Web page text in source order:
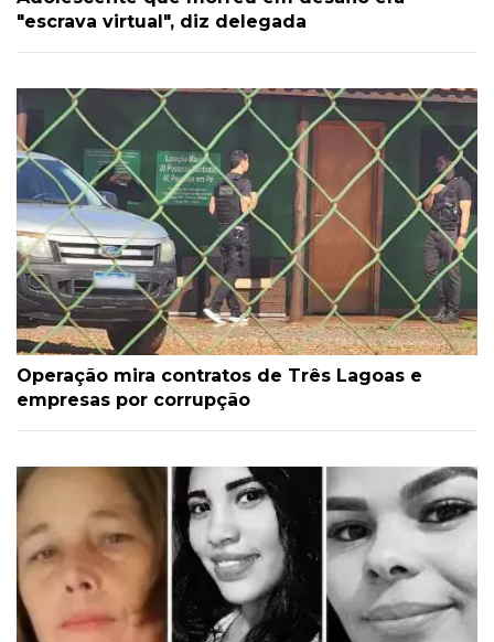
"escrava virtual", diz delegada
Operação mira contratos de Três Lagoas e
empresas por corrupção